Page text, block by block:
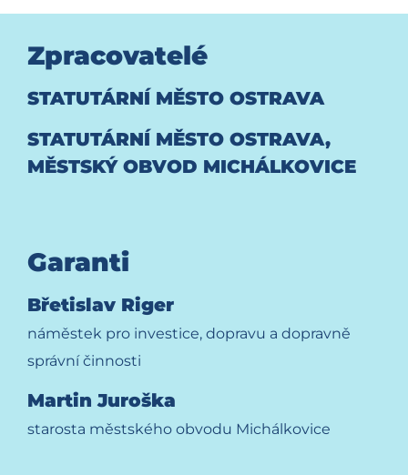
Zpracovatelé
STATUTÁRNÍ MĚSTO OSTRAVA
STATUTÁRNÍ MĚSTO OSTRAVA,
MĚSTSKÝ OBVOD MICHÁLKOVICE
Garanti
Břetislav Riger
náměstek pro investice, dopravu a dopravně
správní činnosti
Martin Juroška
starosta městského obvodu Michálkovice